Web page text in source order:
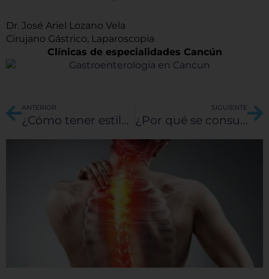
Dr. José Ariel Lozano Vela
Cirujano Gástrico, Laparoscopia
Clínicas de especialidades Cancún
AntANTERIOR
¿Cómo tener estilos de vida saludables?
SIGUIENTE
¿Por qué se consumen más los medicamentos genéricos?